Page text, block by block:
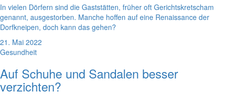
In vielen Dörfern sind die Gaststätten, früher oft Gerichtskretscham
genannt, ausgestorben. Manche hoffen auf eine Renaissance der
Dorfkneipen, doch kann das gehen?
21. Mai 2022
Gesundheit
Auf Schuhe und Sandalen besser
verzichten?